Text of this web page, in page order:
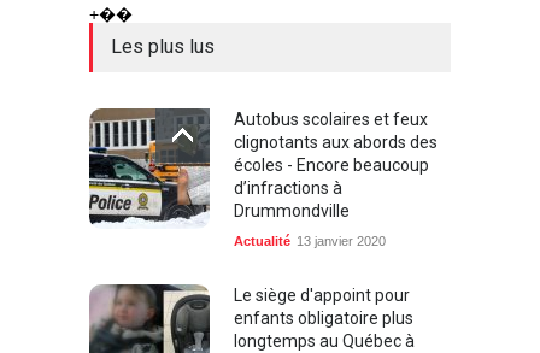
+��
Les plus lus
Autobus scolaires et feux
clignotants aux abords des
écoles - Encore beaucoup
d’infractions à
Drummondville
Actualité 13 janvier 2020
Le siège d'appoint pour
enfants obligatoire plus
longtemps au Québec à